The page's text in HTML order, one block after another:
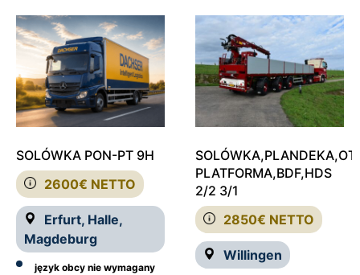
2600€ NETTO
Erfurt, Halle,
Magdeburg
SOLÓWKA PON-PT 9H
język obcy nie wymagany
2850€ NETTO
Willingen
PLATFORMA,BDF,HDS
2/2 3/1